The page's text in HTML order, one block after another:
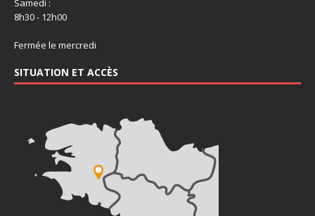
Samedi :
8h30 - 12h00
Fermée le mercredi
SITUATION ET ACCÈS